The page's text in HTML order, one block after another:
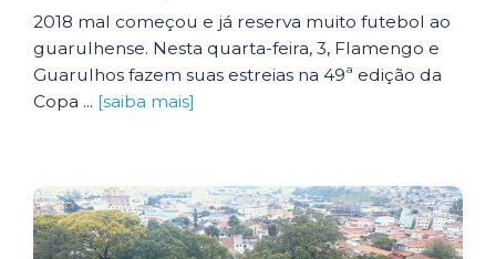
2018 mal começou e já reserva muito futebol ao
guarulhense. Nesta quarta-feira, 3, Flamengo e
Guarulhos fazem suas estreias na 49ª edição da
Copa ... [saiba mais]